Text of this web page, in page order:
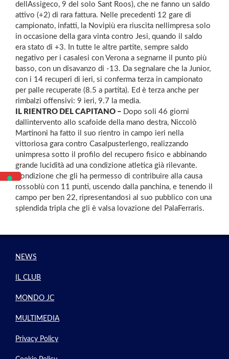
dellAssigeco, 9 del solo Sant Roos), che ne fanno un saldo
attivo (+2) di rara fattura. Nelle precedenti 12 gare di
campionato, infatti, la Novipiù era riuscita nellimpresa solo
in occasione della gara vinta contro Jesi, quando il saldo
era stato di +3. In tutte le altre partite, sempre saldo
negativo per i casalesi con Verona a segnarne il punto più
basso, con un disavanzo di -13. Da segnalare che la Junior,
con i 14 recuperi di ieri, si conferma terza in campionato
per palle recuperate (8.5 a partita). Ed è terza anche per
rimbalzi offensivi: 9 ieri, 9.7 la media.
IL RIENTRO DEL CAPITANO – Dopo soli 46 giorni
dallintervento allo scafoide della mano destra, Niccolò
Martinoni ha fatto il suo rientro in campo ieri nella
vittoriosa gara contro Casalpusterlengo, realizzando
unimpresa sotto il profilo del recupero fisico e abbinando
grande lucidità ad una condizione atletica già rilevante.
Condizione che gli ha permesso di contribuire alla causa
rossoblù con 11 punti, uscendo dalla panchina, e tenendo il
campo per ben 22, ripresentandosi al suo pubblico con una
splendida tripla che gli è valsa lovazione del PalaFerraris.
NEWS
IL CLUB
MONDO JC
MULTIMEDIA
Privacy Policy